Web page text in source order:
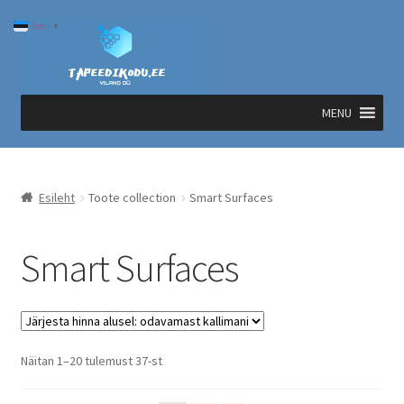
Liigu
navigeerimisele
Liigu
MENU
Esileht Toote collection Smart Surfaces
Smart Surfaces
Näitan 1–20 tulemust 37-stSorted
price:
Eesti ▼